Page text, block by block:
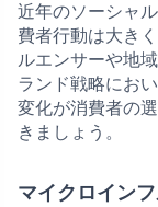
近年のソーシャ
費者行動は大き
ルエンサーや地
ランド戦略にお
変化が消費者の
きましょう。
マイクロイン